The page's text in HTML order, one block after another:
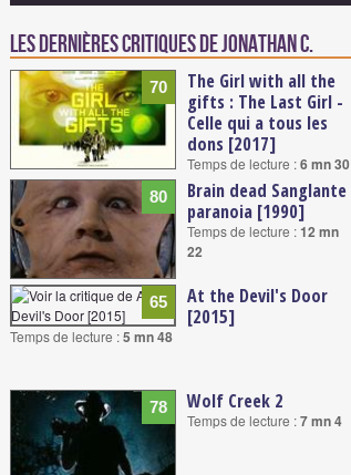
Les dernières critiques de Jonathan C.
70
The Girl with all the
gifts : The Last Girl -
Celle qui a tous les
dons [2017]
Temps de lecture :6 mn 30
80
Brain dead Sanglante
paranoia [1990]
Temps de lecture :12 mn
22
65
At the Devil's Door
[2015]
Temps de lecture :5 mn 48
78 Wolf Creek 2
Temps de lecture :7 mn 4